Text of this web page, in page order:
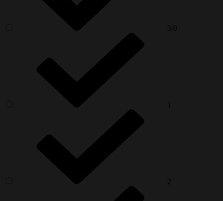
3/0
1
2